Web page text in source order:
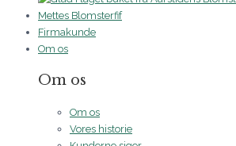
Mettes Blomsterfif
Firmakunde
Om os
Om os
Om os
Vores historie